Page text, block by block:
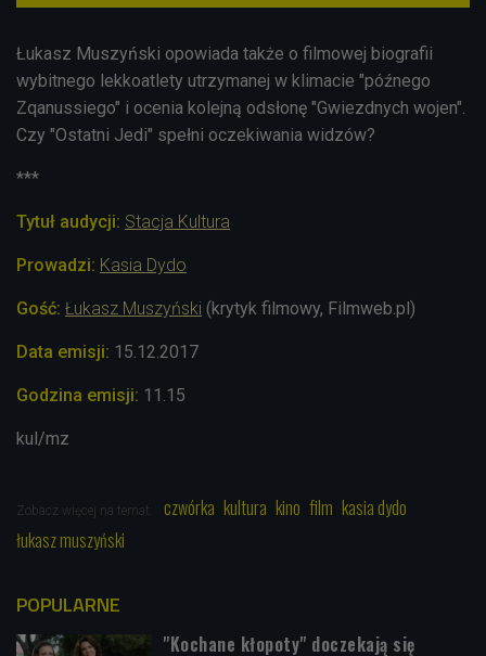
Łukasz Muszyński opowiada także o filmowej biografii
wybitnego lekkoatlety utrzymanej w klimacie "późnego
Zqanussiego" i ocenia kolejną odsłonę "Gwiezdnych wojen".
Czy "Ostatni Jedi" spełni oczekiwania widzów?
***
Tytuł audycji: Stacja Kultura
Prowadzi: Kasia Dydo
Gość: Łukasz Muszyński (krytyk filmowy, Filmweb.pl)
Data emisji: 15.12.2017
Godzina emisji: 11.15
kul/mz
Zobacz więcej na temat: czwórka kultura kino film kasia dydo
łukasz muszyński
POPULARNE
"Kochane kłopoty" doczekają się